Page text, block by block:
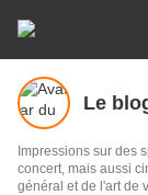
Le
Impressions sur des
concert, mais aussi
général et de l'art de